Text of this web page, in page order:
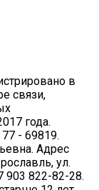
в
связи,
года.
- 69819.
Адрес
ул.
903 822-82-28.